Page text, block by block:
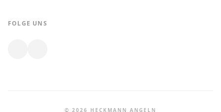
FOLGE UNS
© 2026 HECKMANN ANGELN